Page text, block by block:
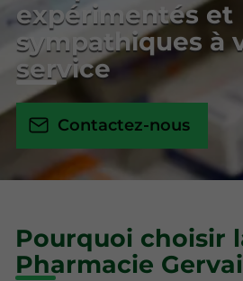
expérimentés et
sympathiques à
service
Contactez-nous
Pourquoi choisir
Pharmacie